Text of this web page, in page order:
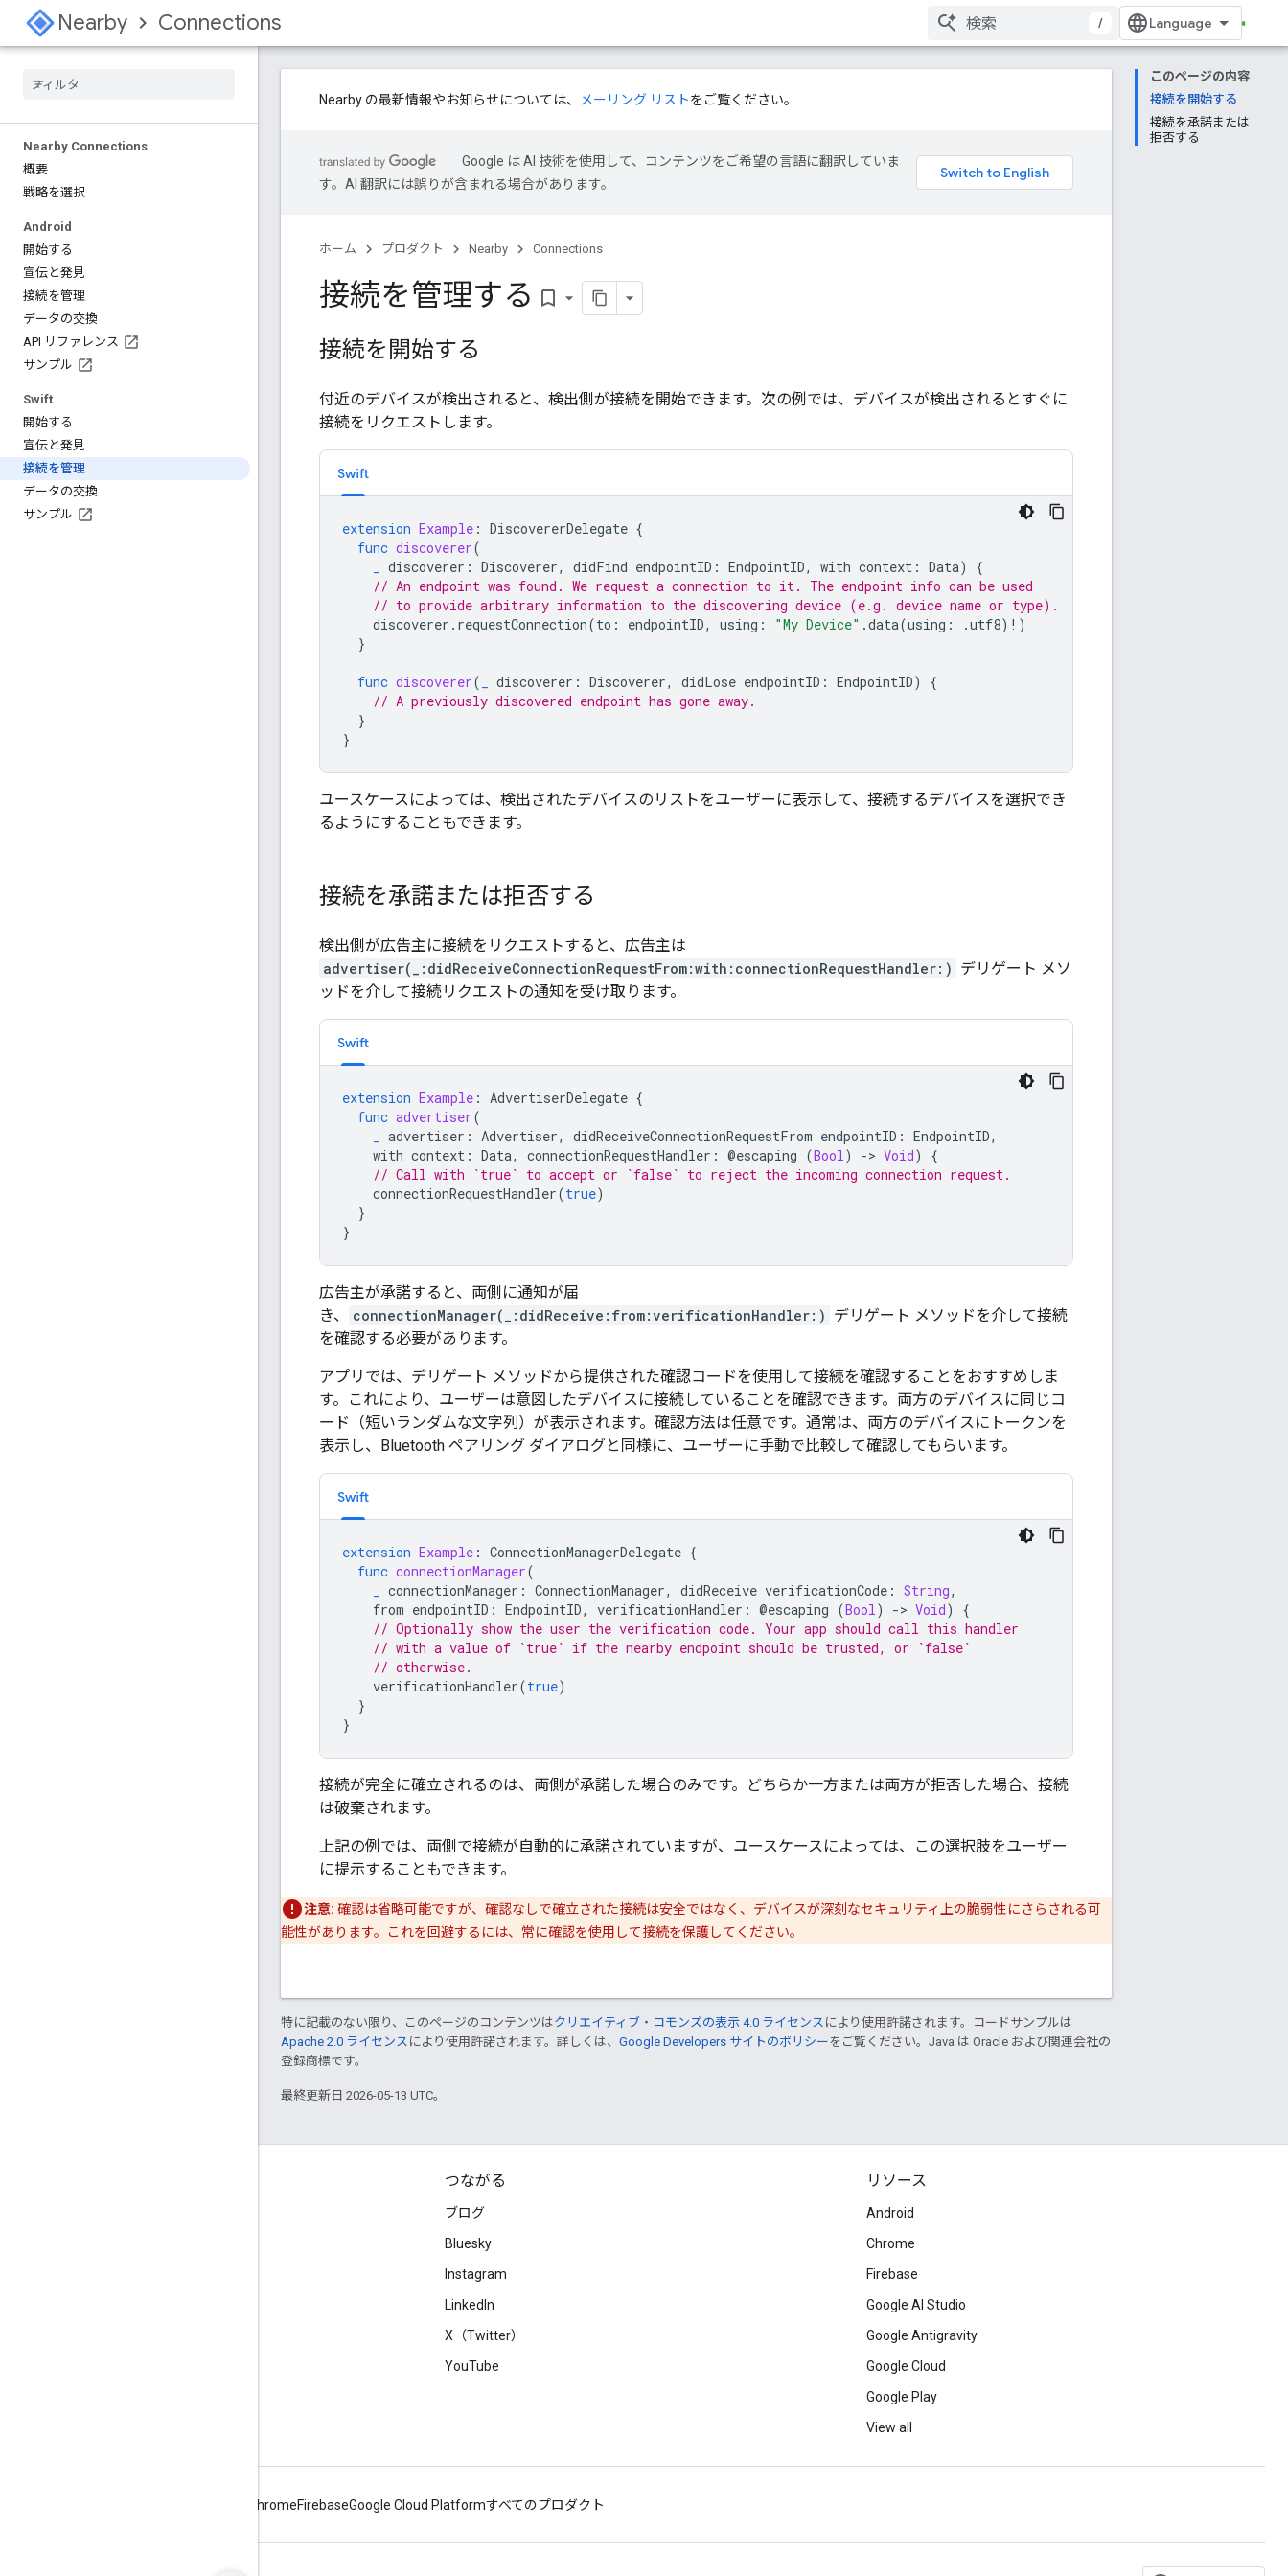
Nearby Connections /
Nearby Connections
概要
戦略を選択
Android
開始する
宣伝と発見
接続を管理
データの交換
API リファレンス
サンプル
Swift
開始する
宣伝と発見
接続を管理
データの交換
サンプル
このページの内容
接続を開始する
接続を承諾または
拒否する
Nearby の最新情報やお知らせについては、 メーリング リストをご覧ください。
Google は AI 技術を使用して、コンテンツをご希望の言語に翻訳していま
す。AI 翻訳には誤りが含まれる場合があります。
ホーム プロダクト Nearby Connections
接続を管理する bookmark_border
接続を開始する
付近のデバイスが検出されると、検出側が接続を開始できます。次の例では、デバイスが検出されるとすぐに
接続をリクエストします。
Swift
extension Example : DiscovererDelegate {
func discoverer(
discoverer : Discoverer, didFind endpointID : EndpointID, with context : Data)
{
// An endpoint was found. We request a connection to it. The endpoint info can be used
// to provide arbitrary information to the discovering device (e.g. device name or type).
discoverer . requestConnection(to : endpointID, using : "My Device" .data(using : .utf8) ! )
}
func discoverer( discoverer : Discoverer, didLose endpointID : EndpointID)
{
// A previously discovered endpoint has gone away.
}
}
ユースケースによっては、検出されたデバイスのリストをユーザーに表示して、接続するデバイスを選択でき
るようにすることもできます。
接続を承諾または拒否する
検出側が広告主に接続をリクエストすると、広告主は
advertiser(_:didReceiveConnectionRequestFrom:with:connectionRequestHandler:) デリゲート メソ
ッドを介して接続リクエストの通知を受け取ります。
Swift
extension Example : AdvertiserDelegate {
func advertiser(
advertiser : Advertiser, didReceiveConnectionRequestFrom endpointID : EndpointID,
with context : Data, connectionRequestHandler : @escaping (Bool) -> Void)
{
// Call with `true` to accept or `false` to reject the incoming connection request.
connectionRequestHandler(true)
}
}
広告主が承諾すると、両側に通知が届
き、
connectionManager(_:didReceive:from:verificationHandler:) デリゲート メソッドを介して接続
を確認する必要があります。
アプリでは、デリゲート メソッドから提供された確認コードを使用して接続を確認することをおすすめしま
す。これにより、ユーザーは意図したデバイスに接続していることを確認できます。両方のデバイスに同じコ
ード（短いランダムな文字列）が表示されます。確認方法は任意です。通常は、両方のデバイスにトークンを
表示し、Bluetooth ペアリング ダイアログと同様に、ユーザーに手動で比較して確認してもらいます。
Swift
extension Example : ConnectionManagerDelegate {
func connectionManager(
connectionManager : ConnectionManager, didReceive verificationCode : String,
from endpointID : EndpointID, verificationHandler : @escaping (Bool) -> Void)
{
// Optionally show the user the verification code. Your app should call this handler
// with a value of `true` if the nearby endpoint should be trusted, or `false`
// otherwise.
verificationHandler(true)
}
}
接続が完全に確立されるのは、両側が承諾した場合のみです。どちらか一方または両方が拒否した場合、接続
は破棄されます。
上記の例では、両側で接続が自動的に承諾されていますが、ユースケースによっては、この選択肢をユーザー
に提示することもできます。
注意: 確認は省略可能ですが、確認なしで確立された接続は安全ではなく、デバイスが深刻なセキュリティ上の脆弱性にさらされる可
能性があります。これを回避するには、常に確認を使用して接続を保護してください。
特に記載のない限り、このページのコンテンツはクリエイティブ・コモンズの表示 4.0 ライセンス により使用許諾されます。コードサンプルは
Apache 2.0 ライセンス により使用許諾されます。詳しくは、 Google Developers サイトのポリシー をご覧ください。Java は Oracle および関連会社の
登録商標です。
最終更新日 2026-05-13 UTC。
つながる
ブログ
Bluesky
Instagram
LinkedIn
X（Twitter）
YouTube
リソース
Android
Chrome
Firebase
Google AI Studio
Google Antigravity
Google Cloud
Google Play
View all
ChromeFirebaseGoogle Cloud Platformすべてのプロダクト